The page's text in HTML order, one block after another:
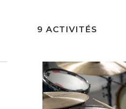
9 ACTIVITÉS